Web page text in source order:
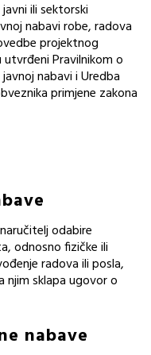
ili sektorski
nabavi robe, radova
projektnog
Pravilnikom o
nabavi i Uredba
primjene zakona
odabire
odnosno fizičke ili
radova ili posla,
njim sklapa ugovor o
nabave